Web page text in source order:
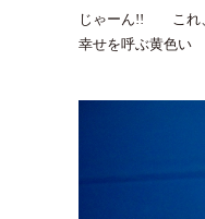
じゃーん!! これ
幸せを呼ぶ黄色